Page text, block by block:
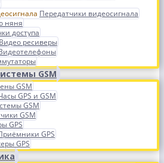
Передатчики видеосигнала
няня
доступа
Видео ресиверы
GSM
GSM
GPS и GSM
GSM
GSM
GPS
GPS
GPS